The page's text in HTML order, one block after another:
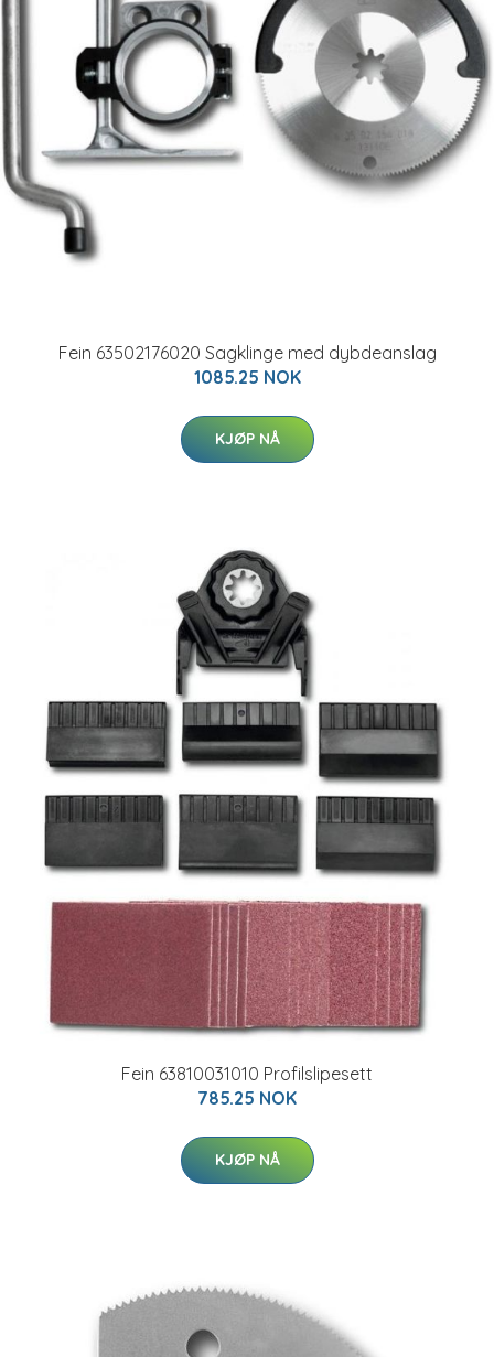
Fein 63502176020 Sagklinge med dybdeanslag
1085.25 NOK
KJØP NÅ
Fein 63810031010 Profilslipesett
785.25 NOK
KJØP NÅ